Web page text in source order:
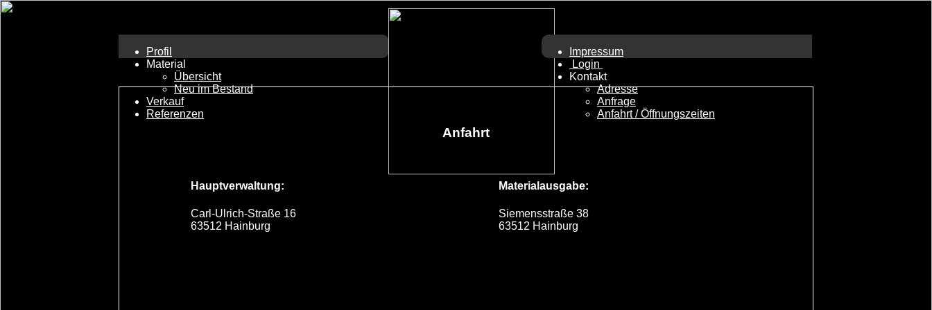
Anfahrt
Hauptverwaltung: Materialausgabe:
Carl-Ulrich-Straße 16
63512 Hainburg
Siemensstraße 38
63512 Hainburg
Profil
Material
Übersicht
Neu im Bestand
Verkauf
Referenzen
Impressum
Login
Kontakt
Adresse
Anfrage
Anfahrt / Öffnungszeiten